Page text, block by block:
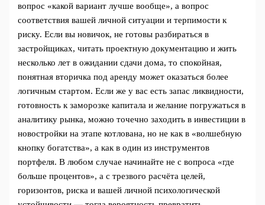
вопрос «какой вариант лучше вообще», а вопрос
соответствия вашей личной ситуации и терпимости к
риску. Если вы новичок, не готовы разбираться в
застройщиках, читать проектную документацию и жить
несколько лет в ожидании сдачи дома, то спокойная,
понятная вторичка под аренду может оказаться более
логичным стартом. Если же у вас есть запас ликвидности,
готовность к заморозке капитала и желание погружаться в
аналитику рынка, можно точечно заходить в инвестиции в
новостройки на этапе котлована, но не как в «волшебную
кнопку богатства», а как в один из инструментов
портфеля. В любом случае начинайте не с вопроса «где
больше процентов», а с трезвого расчёта целей,
горизонтов, риска и вашей личной психологической